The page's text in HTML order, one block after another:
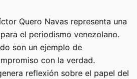
Quero Navas representa una
el periodismo venezolano.
son un ejemplo de
con la verdad.
reflexión sobre el papel del